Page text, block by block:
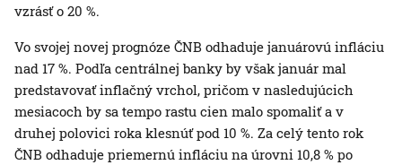
vzrásť o 20 %.
Vo svojej novej prognóze ČNB odhaduje januárovú infláciu
nad 17 %. Podľa centrálnej banky by však január mal
predstavovať inflačný vrchol, pričom v nasledujúcich
mesiacoch by sa tempo rastu cien malo spomaliť a v
druhej polovici roka klesnúť pod 10 %. Za celý tento rok
ČNB odhaduje priemernú infláciu na úrovni 10,8 % po